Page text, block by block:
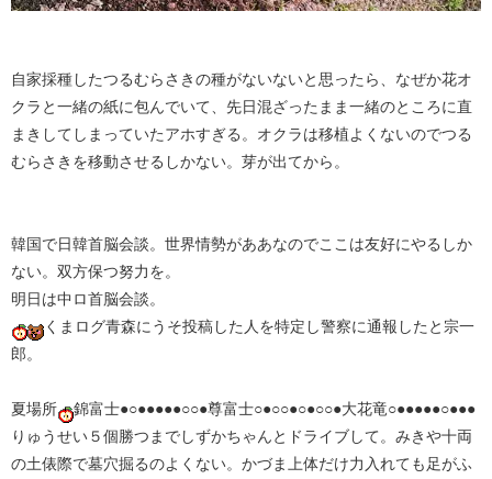
自家採種したつるむらさきの種がないないと思ったら、なぜか花オ
クラと一緒の紙に包んでいて、先日混ざったまま一緒のところに直
まきしてしまっていたアホすぎる。オクラは移植よくないのでつる
むらさきを移動させるしかない。芽が出てから。
韓国で日韓首脳会談。世界情勢がああなのでここは友好にやるしか
ない。双方保つ努力を。
明日は中ロ首脳会談。
くまログ青森にうそ投稿した人を特定し警察に通報したと宗一
郎。
夏場所
錦富士●○●●●●●○○●尊富士○●○○●○●○○●大花竜○●●●●●○●●●
りゅうせい５個勝つまでしずかちゃんとドライブして。みきや十両
の土俵際で墓穴掘るのよくない。かづま上体だけ力入れても足がふ